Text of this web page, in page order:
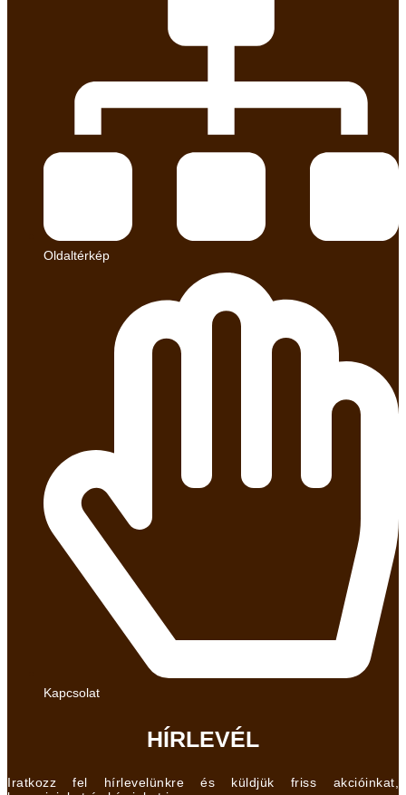
Oldaltérkép
Kapcsolat
HÍRLEVÉL
Iratkozz fel hírlevelünkre és küldjük friss akcióinkat,